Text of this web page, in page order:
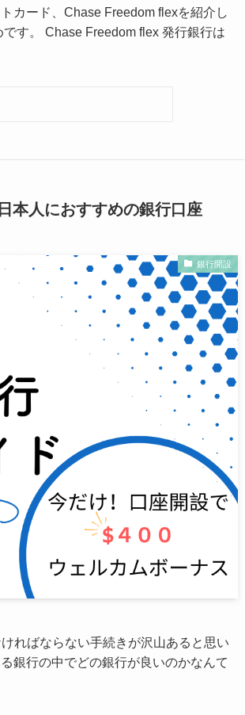
カード、Chase Freedom flexを紹介し
す。 Chase Freedom flex 発行銀行は
本人におすすめの銀行口座
銀行開設
ればならない手続きが沢山あると思い
銀行の中でどの銀行が良いのかなんて